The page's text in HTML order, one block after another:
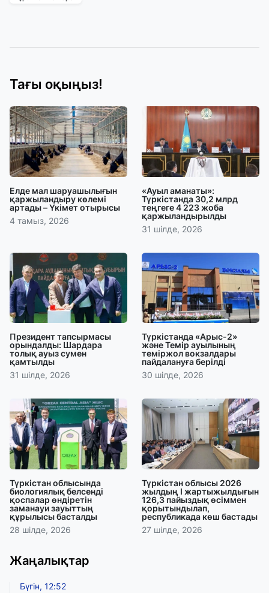
Тағы оқыңыз!
Елде мал шаруашылығын
қаржыландыру көлемі
артады – Үкімет отырысы
4 тамыз, 2026
«Ауыл аманаты»:
Түркістанда 30,2 млрд
теңгеге 4 223 жоба
қаржыландырылды
31 шілде, 2026
Президент тапсырмасы
орындалды: Шардара
толық ауыз сумен
қамтылды
31 шілде, 2026
Түркістанда «Арыс-2»
және Темір ауылының
теміржол вокзалдары
пайдалануға берілді
30 шілде, 2026
Түркістан облысында
биологиялық белсенді
қоспалар өндіретін
заманауи зауыттың
құрылысы басталды
28 шілде, 2026
Түркістан облысы 2026
жылдың І жартыжылдығын
126,3 пайыздық өсіммен
қорытындылап,
республикада көш бастады
27 шілде, 2026
Жаңалықтар
Бүгін, 12:52